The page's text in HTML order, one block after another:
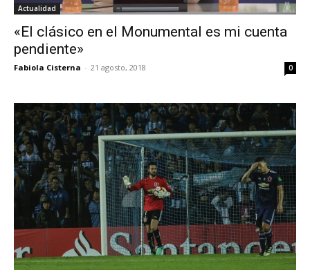
Actualidad
«El clásico en el Monumental es mi cuenta
pendiente»
Fabiola Cisterna - 21 agosto, 2018 0